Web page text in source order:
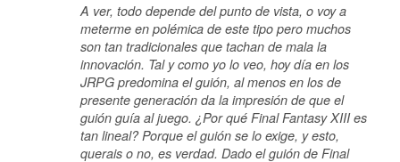
A ver, todo depende del punto de vista, o voy a
meterme en polémica de este tipo pero muchos
son tan tradicionales que tachan de mala la
innovación. Tal y como yo lo veo, hoy día en los
JRPG predomina el guión, al menos en los de
presente generación da la impresión de que el
guión guía al juego. ¿Por qué Final Fantasy XIII es
tan lineal? Porque el guión se lo exige, y esto,
querais o no, es verdad. Dado el guión de Final